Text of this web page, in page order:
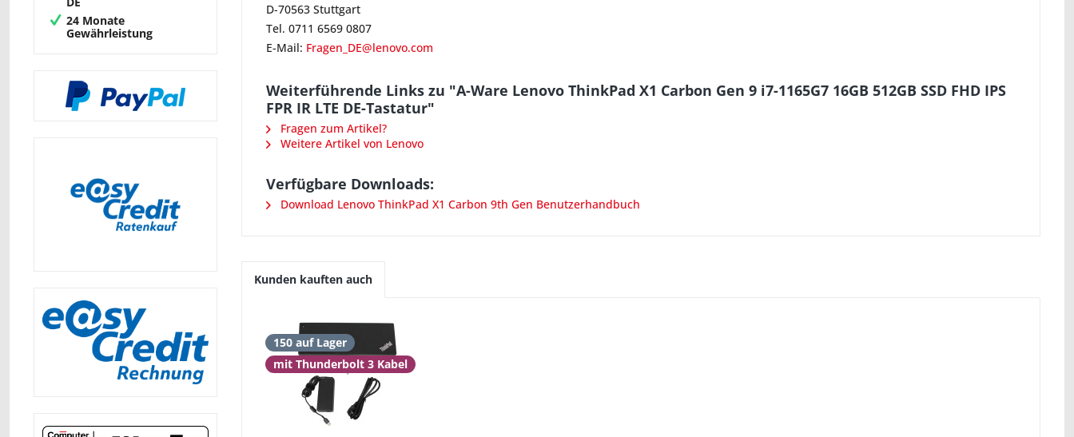
24 Monate
Gewährleistung
D-70563 Stuttgart
Tel. 0711 6569 0807
E-Mail: Fragen_DE@lenovo.com
Weiterführende Links zu "A-Ware Lenovo ThinkPad X1 Carbon Gen 9 i7-1165G7 16GB 512GB SSD FHD IPS
FPR IR LTE DE-Tastatur"
Fragen zum Artikel?
Weitere Artikel von Lenovo
Verfügbare Downloads:
Download Lenovo ThinkPad X1 Carbon 9th Gen Benutzerhandbuch
Kunden kauften auch
150 auf Lager
mit Thunderbolt 3 Kabel